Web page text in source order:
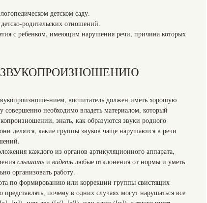
детском саду.
родительских отношений.
с ребенком, имеющим нарушения речи, причина которых
нием, воспитатель должен иметь хорошую
необходимо владеть материалом, который
знать, как образуются звуки родного
делятся, какие группы звуков чаще нарушаются в речи
каждого из органов артикуляционного аппарата,
слышать и видеть любые отклонения от нормы и уметь
организовать работу.
по формированию или коррекции группы свистящих
почему в одних случаях могут нарушаться все